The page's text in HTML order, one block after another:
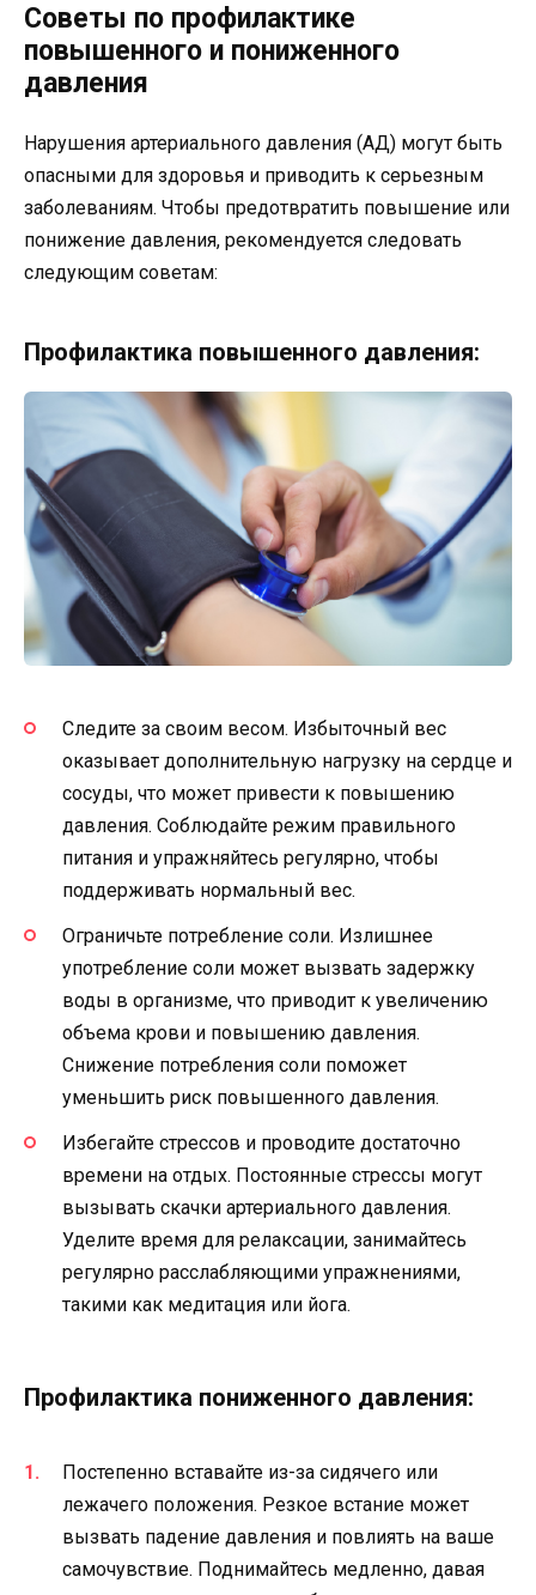
Советы по профилактике
повышенного и пониженного
давления
Нарушения артериального давления (АД) могут быть
опасными для здоровья и приводить к серьезным
заболеваниям. Чтобы предотвратить повышение или
понижение давления, рекомендуется следовать
следующим советам:
Профилактика повышенного давления:
Следите за своим весом. Избыточный вес
оказывает дополнительную нагрузку на сердце и
сосуды, что может привести к повышению
давления. Соблюдайте режим правильного
питания и упражняйтесь регулярно, чтобы
поддерживать нормальный вес.
Ограничьте потребление соли. Излишнее
употребление соли может вызвать задержку
воды в организме, что приводит к увеличению
объема крови и повышению давления.
Снижение потребления соли поможет
уменьшить риск повышенного давления.
Избегайте стрессов и проводите достаточно
времени на отдых. Постоянные стрессы могут
вызывать скачки артериального давления.
Уделите время для релаксации, занимайтесь
регулярно расслабляющими упражнениями,
такими как медитация или йога.
Профилактика пониженного давления:
Постепенно вставайте из-за сидячего или
лежачего положения. Резкое встание может
вызвать падение давления и повлиять на ваше
самочувствие. Поднимайтесь медленно, давая